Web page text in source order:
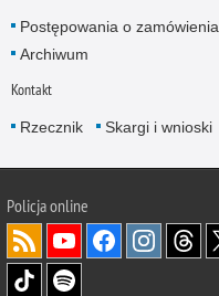
Postępowania o zamówienia
Archiwum
Kontakt
Rzecznik Skargi i wnioski
Policjaonline